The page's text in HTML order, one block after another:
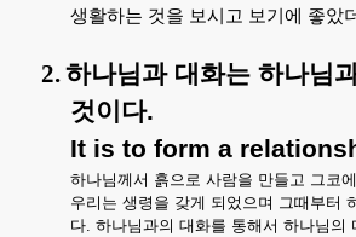
생활하는 것을 보시고 보기에 좋았
2.하나님과 대화는 하나님
것이다.
It is to form a
하나님께서 흙으로 사람을 만들고 그코에
우리는 생령을 갖게 되었으며 그때부터
다. 하나님과의 대화를 통해서 하나님의